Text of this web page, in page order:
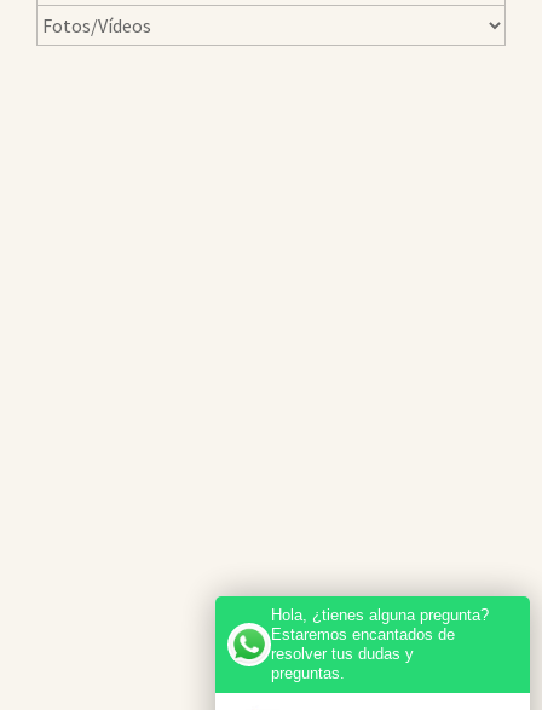
Hola, ¿tienes alguna pregunta?
Estaremos encantados de
resolver tus dudas y
preguntas.